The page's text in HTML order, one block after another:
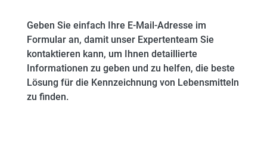
Geben Sie einfach Ihre E-Mail-Adresse im
Formular an, damit unser Expertenteam Sie
kontaktieren kann, um Ihnen detaillierte
Informationen zu geben und zu helfen, die beste
Lösung für die Kennzeichnung von Lebensmitteln
zu finden.